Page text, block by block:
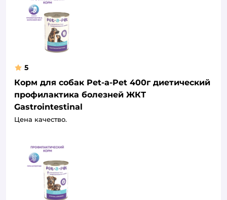
5
Корм для собак Pet-a-Pet 400г диетический
профилактика болезней ЖКТ
Gastrointestinal
Цена качество.